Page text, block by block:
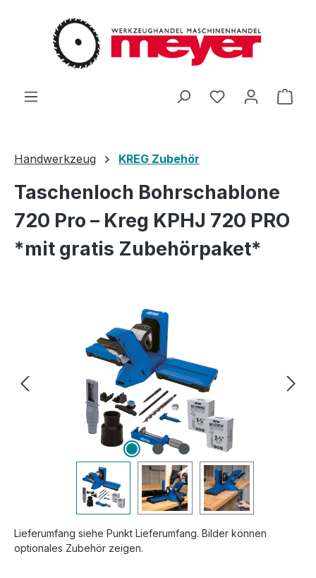
Zum Hauptinhalt springen
Du hast 0
Handwerkzeug KREG Zubehör
Taschenloch Bohrschablone
720 Pro – Kreg KPHJ 720 PRO
*mit gratis Zubehörpaket*
Lieferumfang siehe Punkt Lieferumfang. Bilder können
optionales Zubehör zeigen.